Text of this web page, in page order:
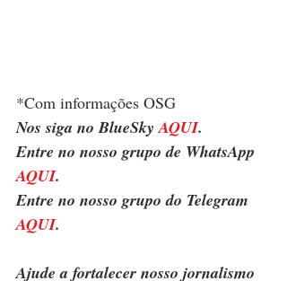
*Com informações OSG
Nos siga no BlueSky AQUI.
Entre no nosso grupo de WhatsApp
AQUI.
Entre no nosso grupo do Telegram
AQUI.
Ajude a fortalecer nosso jornalismo